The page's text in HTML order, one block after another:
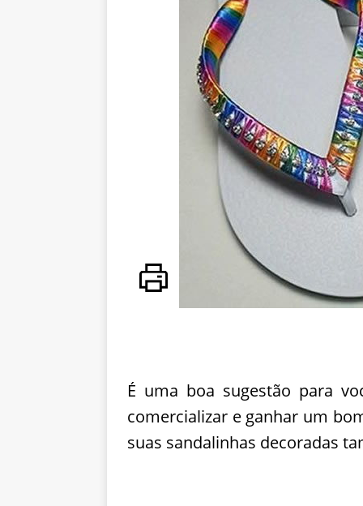
É uma boa sugestão para
comercializar e ganhar um
suas sandalinhas decoradas